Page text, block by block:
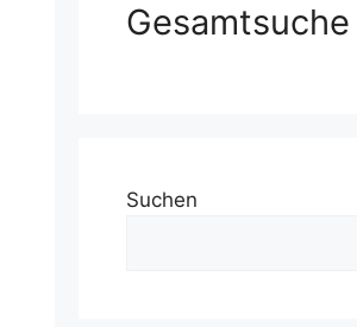
Gesamtsuche
Suchen